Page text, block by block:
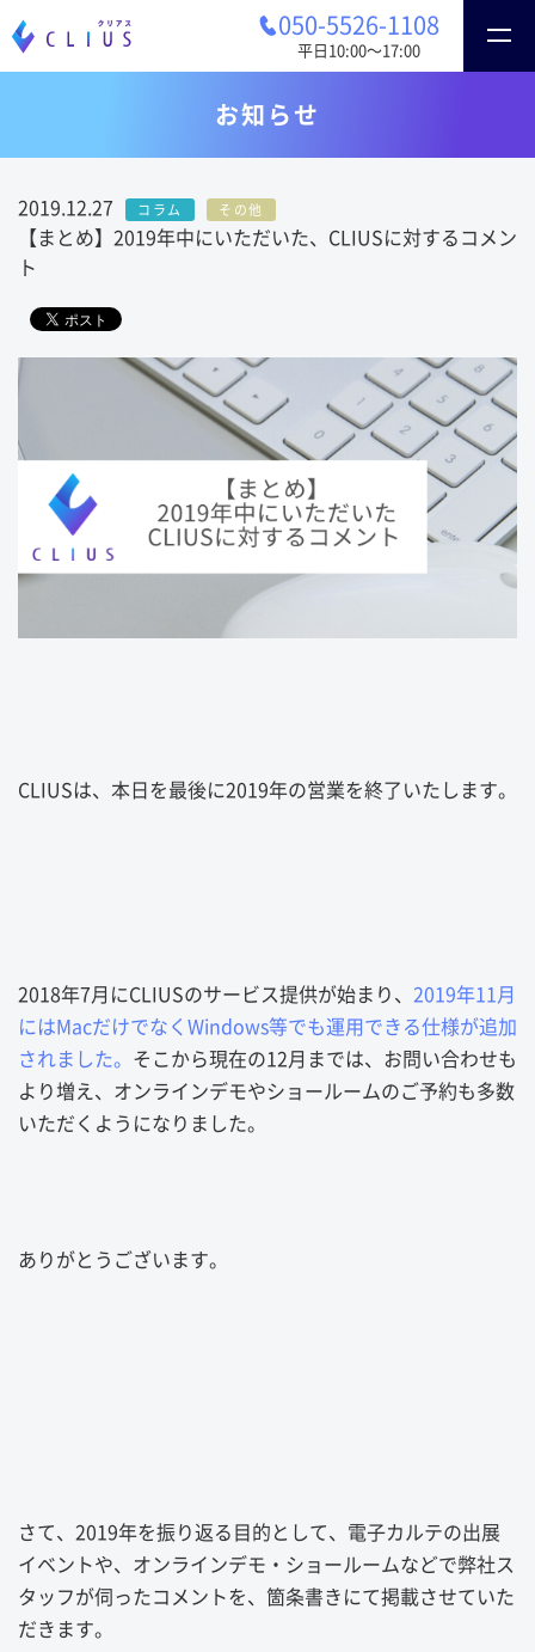
050-5526-1108
平日10:00〜17:00
お知らせ
2019.12.27 コラム その他
【まとめ】2019年中にいただいた、CLIUSに対するコメン
ト
CLIUSは、本日を最後に2019年の営業を終了いたします。
2018年7月にCLIUSのサービス提供が始まり、 2019年11 月
にはMacだけでなく Windows等でも運用できる仕様が追加
されました。 そこから現在の12月までは、お問い合わせも
より増え、オンラインデモやショールームのご予約も多数
いただくようになりました。
ありがとうございます。
さて、 2019年を振り返る目的として、電子カルテの出展
イベントや、オンラインデモ・ショールームなどで弊社ス
タッフが伺ったコメントを、箇条書きにて掲載させていた
だきます。